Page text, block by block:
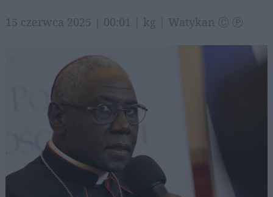
15 czerwca 2025 | 00:01 | kg | Watykan Ⓒ Ⓟ